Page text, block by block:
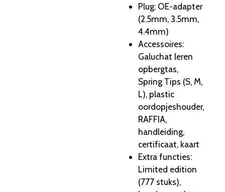
Plug: OE-adapter
(2.5mm, 3.5mm,
4.4mm)
Accessoires:
Galuchat leren
opbergtas,
Spring Tips (S, M,
L), plastic
oordopjeshouder,
RAFFIA,
handleiding,
certificaat, kaart
Extra functies:
Limited edition
(777 stuks),